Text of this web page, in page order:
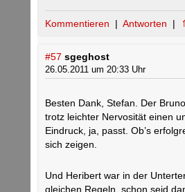
Kommentieren | Antworten |
#57 sgeghost
26.05.2011 um 20:33 Uhr
Besten Dank, Stefan. Der
trotz leichter Nervosität einen
Eindruck, ja, passt. Ob’s
sich zeigen.
Und Heribert war in der
gleichen Regeln, schon seid